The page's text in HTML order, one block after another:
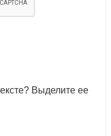
Выделите ее